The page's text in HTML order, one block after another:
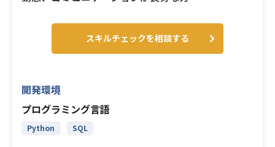
スキルチェックを相談する
開発環境
プログラミング言語
Python SQL